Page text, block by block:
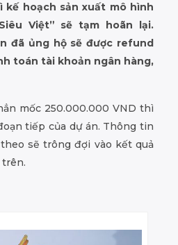
kế hoạch sản xuất mô hình
Việt” sẽ tạm hoãn lại.
đã ủng hộ sẽ được refund
toán tài khoản ngân hàng,
mốc 250.000.000 VND thì
tiếp của dự án. Thông tin
sẽ trông đợi vào kết quả